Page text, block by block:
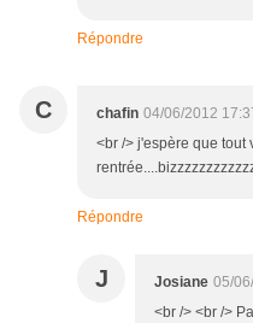
Répondre
C chafin 04/06/2012
<br /> j'espère que tout
Répondre
J Josiane 05/
<br /> <br />